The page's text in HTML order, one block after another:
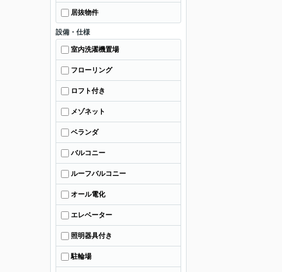
居抜物件
設備・仕様
室内洗濯機置場
フローリング
ロフト付き
メゾネット
ベランダ
バルコニー
ルーフバルコニー
オール電化
エレベーター
照明器具付き
駐輪場